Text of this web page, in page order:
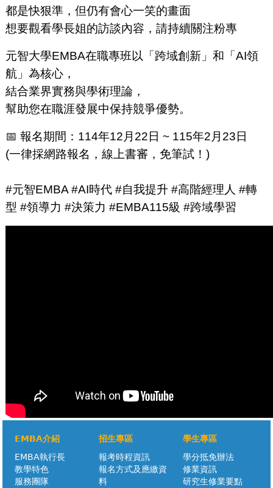
都是快狠準，但仍有會心一笑的畫面
想要觀看學長姐的訪談內容，請持續關注粉專
元智大學EMBA在職專班以「跨域創新」和「AI領
航」為核心，
結合業界實務與學術理論，
幫助您在職涯發展中保持競爭優勢。
📅 報名期間：114年12月22日 ~ 115年2月23日
(一律採網路報名，線上書審，免筆試！)
#元智EMBA #AI時代 #自我提升 #高階經理人 #轉
型 #領導力 #決策力 #EMBA115級 #跨域學習
EMBA介紹
EMBA執行長
教學特色
服務團隊
招生專區
報考時程資訊
報名方式及應繳資
料
學生專區
學分抵免辦法
修業資訊
研究生修業要點